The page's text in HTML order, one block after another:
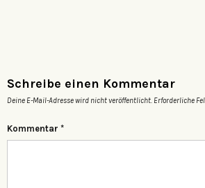
Schreibe einen Kommentar
Deine E-Mail-Adresse wird nicht veröffentlicht. Erforderliche
Kommentar *